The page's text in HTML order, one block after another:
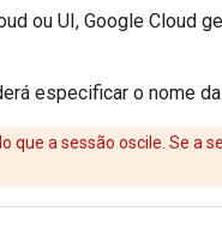
ou UI, Google Cloud
especificar o nome da
a sessão oscile. Se a